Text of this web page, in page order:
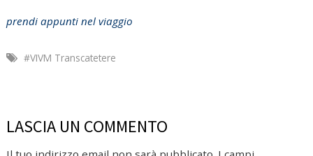
prendi appunti nel viaggio
#VIVM Transcatetere
LASCIA UN COMMENTO